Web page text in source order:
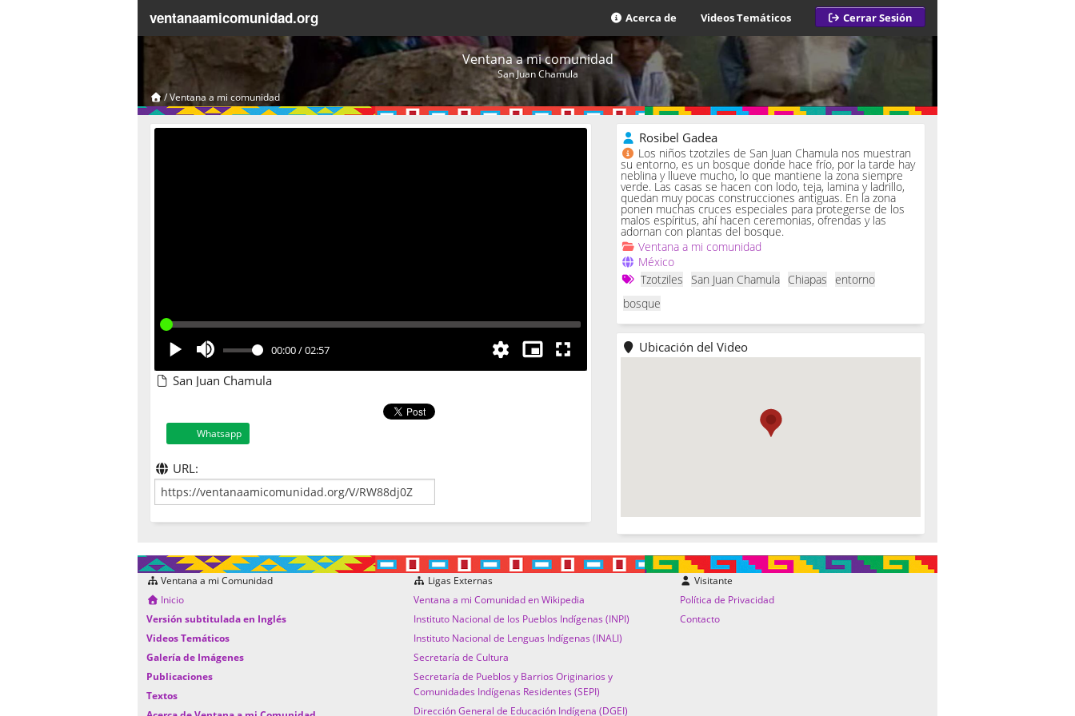
ventanaamicomunidad.org Acerca de Videos Temáticos Cerrar Sesión
Ventana a mi comunidad
San Juan Chamula
/Ventana a mi comunidad
00:00/02:57
San Juan Chamula
Whatsapp
URL:
Rosibel Gadea
Los niños tzotziles de San Juan Chamula nos muestran
su entorno, es un bosque donde hace frío, por la tarde hay
neblina y llueve mucho, lo que mantiene la zona siempre
verde. Las casas se hacen con lodo, teja, lamina y ladrillo,
quedan muy pocas construcciones antiguas. En la zona
ponen muchas cruces especiales para protegerse de los
malos espíritus, ahí hacen ceremonias, ofrendas y las
adornan con plantas del bosque.
Ventana a mi comunidad
México
Tzotziles San Juan Chamula Chiapas entorno
bosque
Ubicación del Video
Ventana a mi Comunidad
Inicio
Versión subtitulada en Inglés
Videos Temáticos
Galería de Imágenes
Publicaciones
Textos
Ligas Externas
Ventana a mi Comunidad en Wikipedia
Instituto Nacional de los Pueblos Indígenas (INPI)
Instituto Nacional de Lenguas Indígenas (INALI)
Secretaría de Cultura
Secretaría de Pueblos y Barrios Originarios y
Comunidades Indígenas Residentes (SEPI)
Dirección General de Educación Indígena (DGEI)
Visitante
Política de Privacidad
Contacto